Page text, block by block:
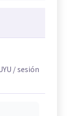
/ sesión